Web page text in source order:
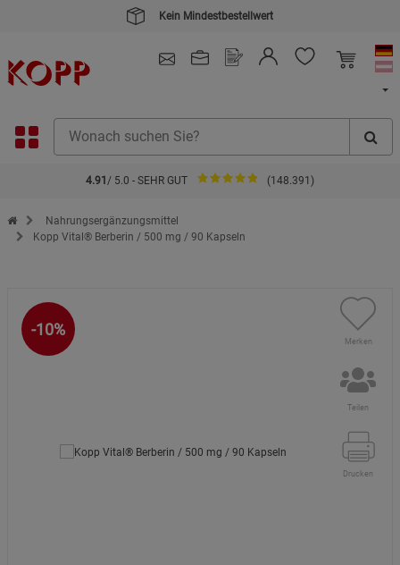
Kauf auf Rechnung
4.91 / 5.0 - SEHR GUT (148.391)
Zur Startseite des Kopp Verlag Online-Shop
Nahrungsergänzungsmittel
Kopp Vital® Berberin / 500 mg / 90 Kapseln
-10%
Merken
Teilen
Drucken